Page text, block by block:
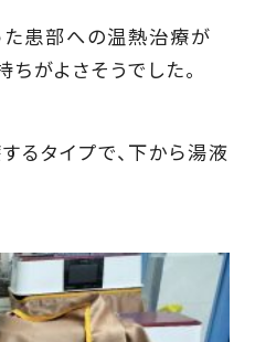
た患部への温熱治療が
がよさそうでした。
るタイプで、下から湯液